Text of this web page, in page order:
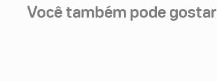
Você também pode gostar